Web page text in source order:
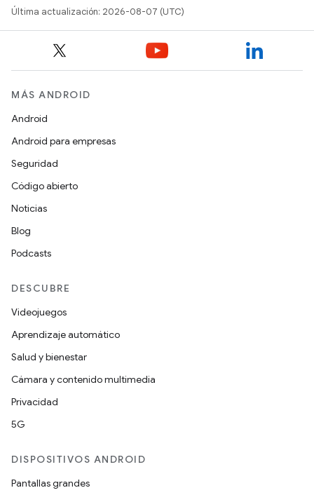
Última actualización: 2026-08-07 (UTC)
MÁS ANDROID
Android
Android para empresas
Seguridad
Código abierto
Noticias
Blog
Podcasts
DESCUBRE
Videojuegos
Aprendizaje automático
Salud y bienestar
Cámara y contenido multimedia
Privacidad
5G
DISPOSITIVOS ANDROID
Pantallas grandes